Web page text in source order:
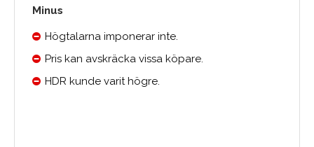
Minus
Högtalarna imponerar inte.
Pris kan avskräcka vissa köpare.
HDR kunde varit högre.